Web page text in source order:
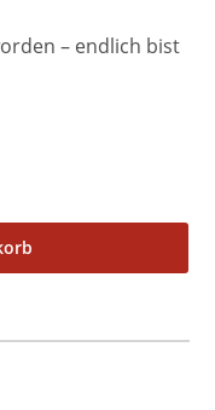
– endlich bist